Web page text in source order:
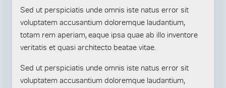
Sed ut perspiciatis unde omnis iste natus error sit
voluptatem accusantium doloremque laudantium,
totam rem aperiam, eaque ipsa quae ab illo inventore
veritatis et quasi architecto beatae vitae.
Sed ut perspiciatis unde omnis iste natus error sit
voluptatem accusantium doloremque laudantium,